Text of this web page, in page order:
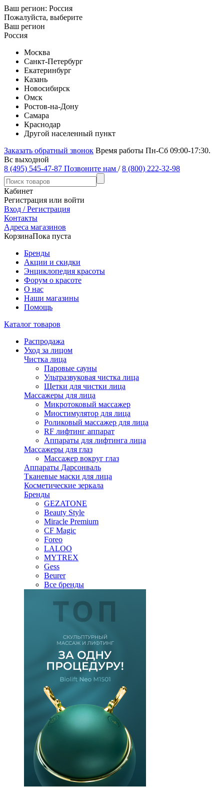
Ваш регион: Россия
Пожалуйста, выберите
Ваш регион
Россия
Москва
Санкт-Петербург
Екатеринбург
Казань
Новосибирск
Омск
Ростов-на-Дону
Самара
Краснодар
Другой населенный пункт
Заказать обратный звонок Время работы Пн-Сб 09:00-17:30.
Вс выходной
8 (495) 545-47-87 Позвоните нам / 8 (800) 222-32-98
Кабинет
Регистрация или войти
Вход / Регистрация
Контакты
Адреса магазинов
КорзинаПока пуста
Бренды
Акции и скидки
Энциклопедия красоты
Форум о красоте
О нас
Наши магазины
Помощь
Каталог товаров
Распродажа
Уход за лицом
Чистка лица
Паровые сауны
Ультразвуковая чистка лица
Щетки для чистки лица
Массажеры для лица
Микротоковый массажер
Миостимулятор для лица
Роликовый массажер для лица
RF лифтинг аппарат
Аппараты для лифтинга лица
Массажеры для глаз
Массажер вокруг глаз
Аппараты Дарсонваль
Тканевые маски для лица
Косметические зеркала
Бренды
GEZATONE
Beauty Style
Miracle Premium
CF Magic
Foreo
LALOO
MYTREX
Gess
Beurer
Все бренды